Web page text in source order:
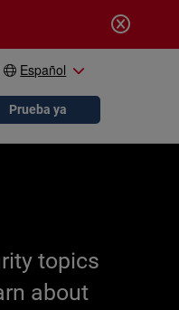
Español
Prueba ya
topics
about